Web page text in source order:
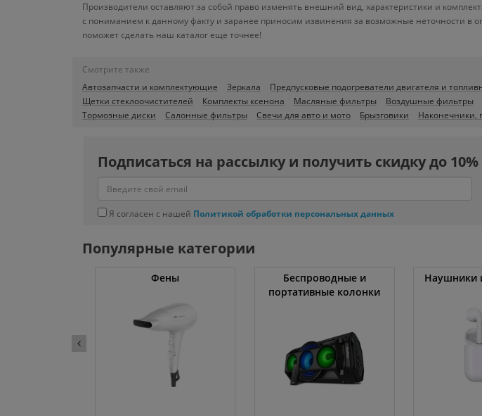
Производители оставляют за собой право изменять внешний вид, характеристики и
с пониманием к данному факту и заранее приносим извинения за возможные неточности
поможет сделать наш каталог еще точнее!
Смотрите также
Автозапчасти и комплектующие
Зеркала Предпусковые подогреватели двигателя и
Щетки стеклоочистителей
Комплекты ксенона Масляные фильтры Воздушные фильтры
Тормозные диски
Салонные фильтры Свечи для авто и мото Брызговики Наконечники,
Подписаться на рассылку и получить скидку до 10%
Я согласен с нашей Политикой обработки персональных данных
Популярные категории
Фены
Беспроводные и
портативные колонки
Наушники